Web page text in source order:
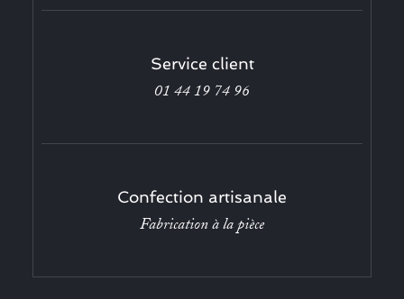
Service client
01 44 19 74 96
Confection artisanale
Fabrication à la pièce